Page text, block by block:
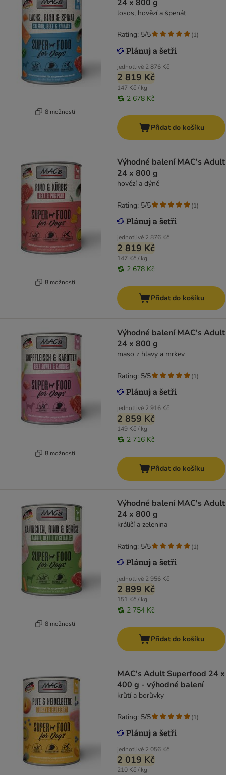
8 možností
24 x 800 g
losos, hovězí a špenát
jednotlivě 2 876 Kč
2 819 Kč
147 Kč / kg
2 678 Kč
Rating: 5/5 (1)
Přidat do košíku
8 možností
Výhodné balení MAC's Adult
24 x 800 g
hovězí a dýně
jednotlivě 2 876 Kč
2 819 Kč
147 Kč / kg
2 678 Kč
Rating: 5/5 (1)
Přidat do košíku
8 možností
Výhodné balení MAC's Adult
24 x 800 g
maso z hlavy a mrkev
jednotlivě 2 916 Kč
2 859 Kč
149 Kč / kg
2 716 Kč
Rating: 5/5 (1)
Přidat do košíku
8 možností
Výhodné balení MAC's Adult
24 x 800 g
králičí a zelenina
jednotlivě 2 956 Kč
2 899 Kč
151 Kč / kg
2 754 Kč
Rating: 5/5 (1)
Přidat do košíku
MAC's Adult Superfood 24 x
400 g - výhodné balení
krůtí a borůvky
jednotlivě 2 056 Kč
2 019 Kč
210 Kč / kg
Rating: 5/5 (1)